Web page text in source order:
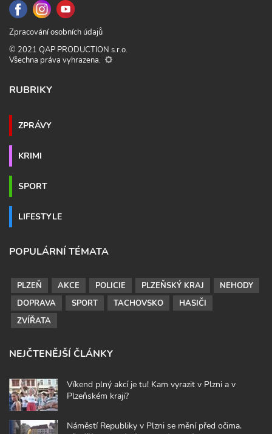
Zpracování osobních údajů
© 2021 QAP PRODUCTION s.r.o.
Všechna práva vyhrazena.
RUBRIKY
ZPRÁVY
KRIMI
SPORT
LIFESTYLE
POPULÁRNÍ TÉMATA
PLZEŇ AKCE POLICIE PLZEŇSKÝ KRAJ
NEHODY
DOPRAVA
SPORT TACHOVSKO
HASIČI
ZVÍŘATA
NEJČTENĚJŠÍ ČLÁNKY
Víkend plný akcí je tu! Kam vyrazit v Plzni a v
Plzeňském kraji?
Náměstí Republiky v Plzni se mění před očima.